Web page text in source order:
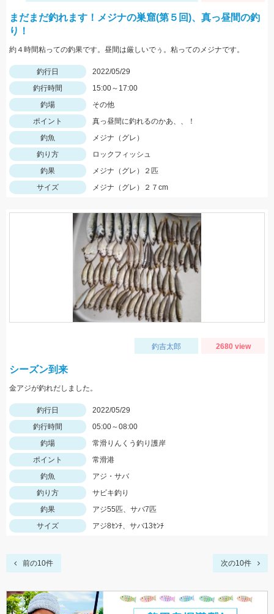
まだまだ釣れます！メジナの巣窟(第５回)、真っ昼間の釣
り！
約４時間粘っての釣果です。昼間は厳しいでぅ。粘ってのメジナです。
釣行日
2022/05/29
釣行時間
15:00～17:00
釣場
その他
ポイント
真っ昼間に釣れるのかあ、、！
釣魚
メジナ（グレ）
釣り方
ロックフィッシュ
釣果
メジナ（グレ）２匹
サイズ
メジナ（グレ）２７cm
釣吉太郎 2680 view
シーズン到来
金アジが釣れだしました。
釣行日
2022/05/29
釣行時間
05:00～08:00
釣場
常滑りんくう釣り護岸
ポイント
常滑港
釣魚
アジ・サバ
釣り方
サビキ釣り
釣果
アジ55匹、サバ7匹
サイズ
アジ8ｾﾝﾁ、サバ13ｾﾝﾁ
前の10件 次の10件